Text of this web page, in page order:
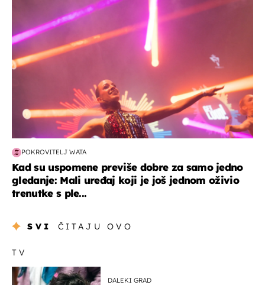
POKROVITELJ WATA
Kad su uspomene previše dobre za samo jedno
gledanje: Mali uređaj koji je još jednom oživio
trenutke s ple...
SVI ČITAJU OVO
TV
DALEKI GRAD